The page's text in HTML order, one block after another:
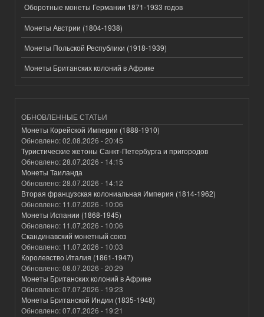
Оборотные монеты Германии 1871-1933 годов
Монеты Австрии (1804-1938)
Монеты Польской Республики (1918-1939)
Монеты Британских колоний в Африке
ОБНОВЛЕННЫЕ СТАТЬИ
Монеты Корейской Империи (1888-1910)
Обновлено:02.08.2026 - 20:45
Туристические жетоны Санкт-Петербурга и пригородов
Обновлено:28.07.2026 - 14:15
Монеты Таиланда
Обновлено:28.07.2026 - 14:12
Вторая французская колониальная Империя (1814-1962)
Обновлено: 11.07.2026 - 10:06
Монеты Испании (1868-1945)
Обновлено: 11.07.2026 - 10:06
Скандинавский монетный союз
Обновлено: 11.07.2026 - 10:03
Королевство Италия (1861-1947)
Обновлено:08.07.2026 - 20:29
Монеты Британских колоний в Африке
Обновлено:07.07.2026 - 19:23
Монеты Британской Индии (1835-1948)
Обновлено:07.07.2026 - 19:21